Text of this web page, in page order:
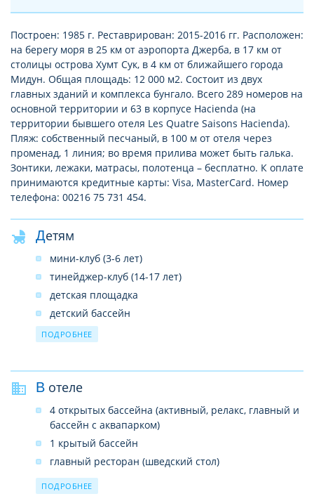
Построен: 1985 г. Реставрирован: 2015-2016 гг. Расположен:
на берегу моря в 25 км от аэропорта Джерба, в 17 км от
столицы острова Хумт Сук, в 4 км от ближайшего города
Мидун. Общая площадь: 12 000 м2. Состоит из двух
главных зданий и комплекса бунгало. Всего 289 номеров на
основной территории и 63 в корпусе Hacienda (на
территории бывшего отеля Les Quatre Saisons Hacienda).
Пляж: собственный песчаный, в 100 м от отеля через
променад, 1 линия; во время прилива может быть галька.
Зонтики, лежаки, матрасы, полотенца – бесплатно. К оплате
принимаются кредитные карты: Visa, MasterCard. Номер
телефона: 00216 75 731 454.
Детям
мини-клуб (3-6 лет)
тинейджер-клуб (14-17 лет)
детская площадка
детский бассейн
кроватка (бесплатно, по запросу)
детский буфет на ужин в отдельном ресторане
около детского клуба (в летнее время, при
резервация)
ПОДРОБНЕЕ
В отеле
4 открытых бассейна (активный, релакс, главный и
бассейн с аквапарком)
1 крытый бассейн
главный ресторан (шведский стол)
3 аля-карт ресторана (тунисский, итальянский,
индийский)
ПОДРОБНЕЕ